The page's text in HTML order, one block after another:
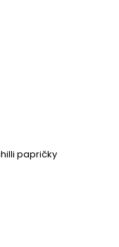
papričky